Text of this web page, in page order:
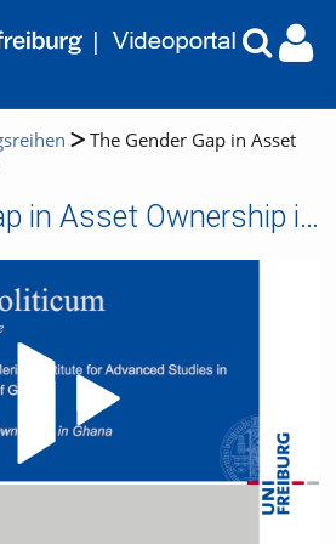
The Gender Gap in Asset
The Gender Gap in Asset Ownership in Ghana